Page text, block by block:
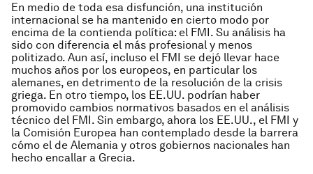
En medio de toda esa disfunción, una institución
internacional se ha mantenido en cierto modo por
encima de la contienda política: el FMI. Su análisis ha
sido con diferencia el más profesional y menos
politizado. Aun así, incluso el FMI se dejó llevar hace
muchos años por los europeos, en particular los
alemanes, en detrimento de la resolución de la crisis
griega. En otro tiempo, los EE.UU. podrían haber
promovido cambios normativos basados en el análisis
técnico del FMI. Sin embargo, ahora los EE.UU., el FMI y
la Comisión Europea han contemplado desde la barrera
cómo el de Alemania y otros gobiernos nacionales han
hecho encallar a Grecia.